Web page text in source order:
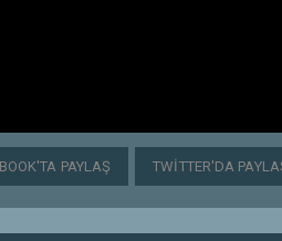
PAYLAŞ TWITTER'DA